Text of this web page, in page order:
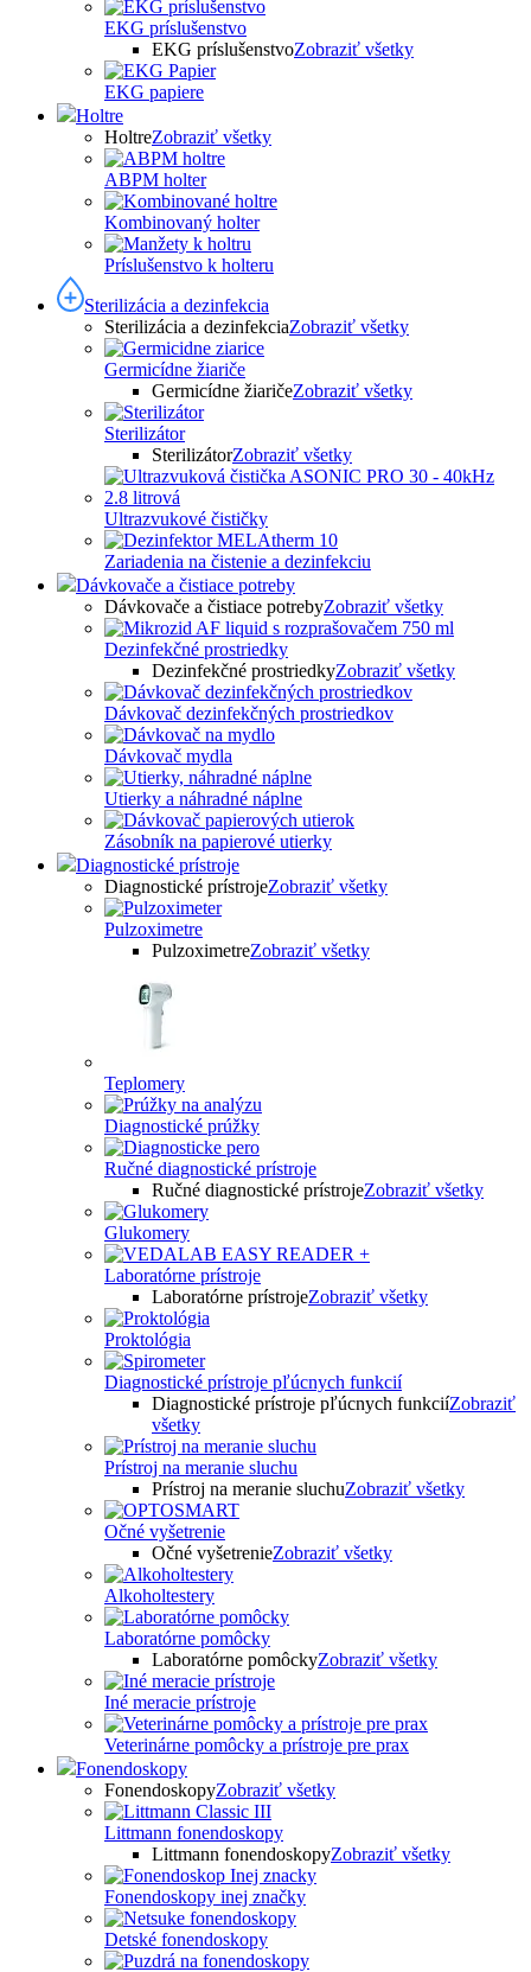
EKG príslušenstvo
EKG príslušenstvoZobraziť všetky
EKG papiere
Holtre
HoltreZobraziť všetky
ABPM holter
Kombinovaný holter
Príslušenstvo k holteru
Sterilizácia a dezinfekcia
Sterilizácia a dezinfekciaZobraziť všetky
Germicídne žiariče
Germicídne žiaričeZobraziť všetky
Sterilizátor
SterilizátorZobraziť všetky
Ultrazvukové čističky
Zariadenia na čistenie a dezinfekciu
Dávkovače a čistiace potreby
Dávkovače a čistiace potrebyZobraziť všetky
Dezinfekčné prostriedky
Dezinfekčné prostriedkyZobraziť všetky
Dávkovač dezinfekčných prostriedkov
Dávkovač mydla
Utierky a náhradné náplne
Zásobník na papierové utierky
Diagnostické prístroje
Diagnostické prístrojeZobraziť všetky
Pulzoximetre
PulzoximetreZobraziť všetky
Teplomery
Diagnostické prúžky
Ručné diagnostické prístroje
Ručné diagnostické prístrojeZobraziť všetky
Glukomery
Laboratórne prístroje
Laboratórne prístrojeZobraziť všetky
Proktológia
Diagnostické prístroje pľúcnych funkcií
Diagnostické prístroje pľúcnych funkciíZobraziť
všetky
Prístroj na meranie sluchu
Prístroj na meranie sluchuZobraziť všetky
Očné vyšetrenie
Očné vyšetrenieZobraziť všetky
Alkoholtestery
Laboratórne pomôcky
Laboratórne pomôckyZobraziť všetky
Iné meracie prístroje
Veterinárne pomôcky a prístroje pre prax
Fonendoskopy
FonendoskopyZobraziť všetky
Littmann fonendoskopy
Littmann fonendoskopyZobraziť všetky
Fonendoskopy inej značky
Detské fonendoskopy